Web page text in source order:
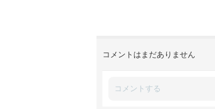
コメントはまだありません